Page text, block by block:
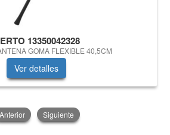
13350042328
GOMA FLEXIBLE 40,5CM
Ver detalles
Anterior Siguiente